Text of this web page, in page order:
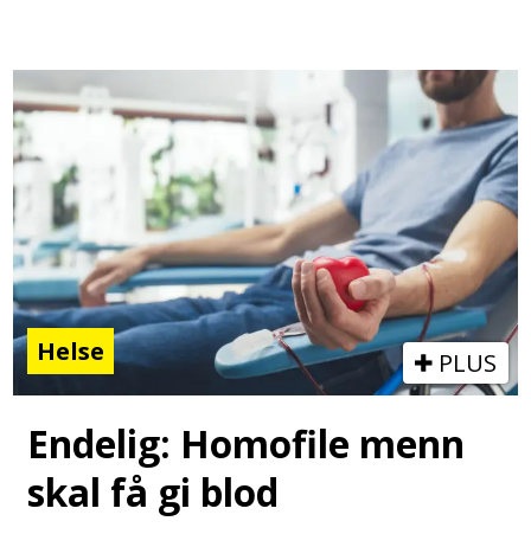
Helse PLUS
Endelig: Homofile menn
skal få gi blod